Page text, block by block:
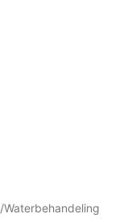
/Water­behandeling